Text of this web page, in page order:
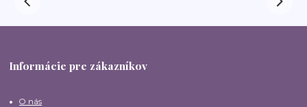
Informácie pre zákazníkov
O nás